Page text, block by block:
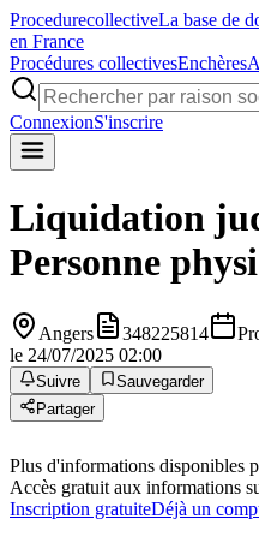
ProcedurecollectiveLa base de
en France
Procédures collectivesEnchères
ConnexionS'inscrire
Liquidation
Personne
Angers 348225814
le 24/07/2025 02:00
Suivre
Sauvegarder
Partager
Plus d'informations disponibles
Accès gratuit aux informations
Inscription gratuiteDéjà un